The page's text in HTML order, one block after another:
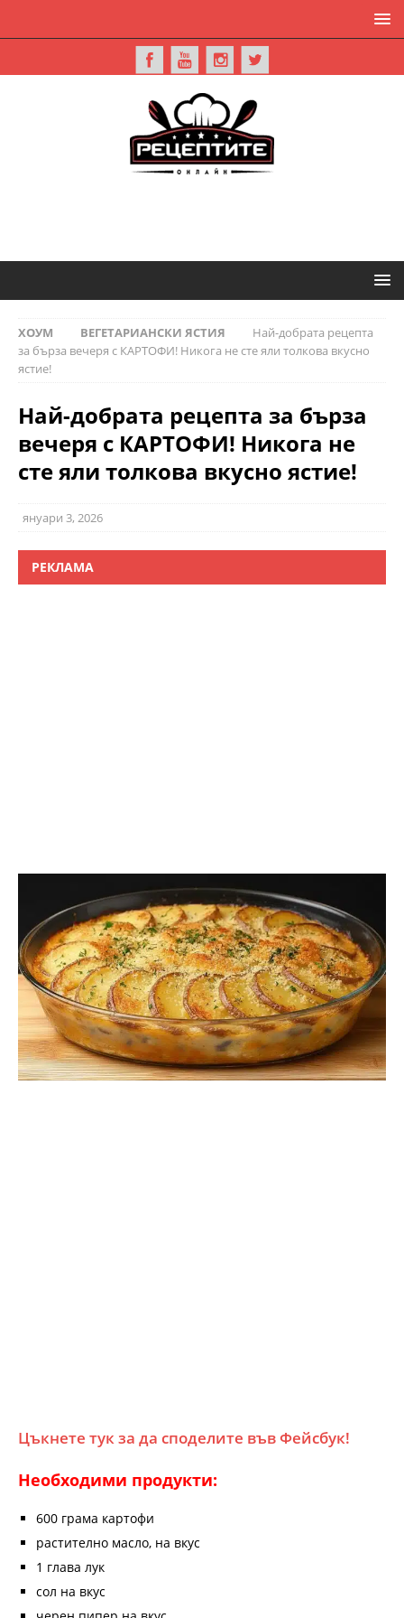
ХОУМ ВЕГЕТАРИАНСКИ ЯСТИЯ
Най-добрата рецепта
за бърза вечеря с КАРТОФИ! Никога не сте яли толкова вкусно
ястие!
Най-добрата рецепта за бърза
вечеря с КАРТОФИ! Никога не
сте яли толкова вкусно ястие!
януари 3, 2026
РЕКЛАМА
Цъкнете тук за да споделите във Фейсбук!
Необходими продукти:
600 грама картофи
растително масло, на вкус
1 глава лук
сол на вкус